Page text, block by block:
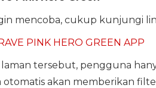
mencoba, cukup kunjungi
PINK HERO GREEN APP
tersebut, pengguna
otomatis akan memberikan